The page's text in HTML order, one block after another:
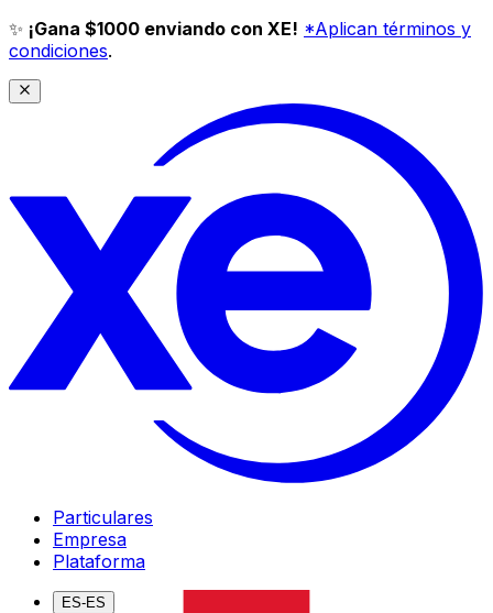
✨ ¡Gana $1000 enviando con XE! *Aplican términos y
condiciones.
Particulares
Empresa
Plataforma
ES-ES